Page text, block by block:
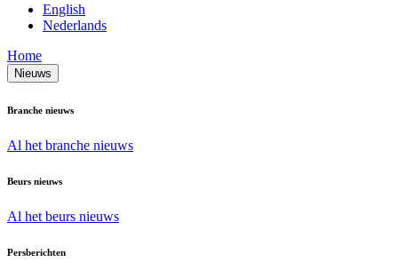
English
Nederlands
Home
Nieuws
Branche nieuws
Al het branche nieuws
Beurs nieuws
Al het beurs nieuws
Persberichten